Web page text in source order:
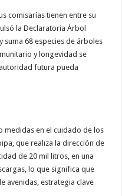
comisarías tienen entre su
la Declaratoria Árbol
suma 68 especies de árboles
y longevidad se
futura pueda
medidas en el cuidado de los
que realiza la dirección de
de 20 mil litros, en una
lo que significa que
avenidas, estrategia clave